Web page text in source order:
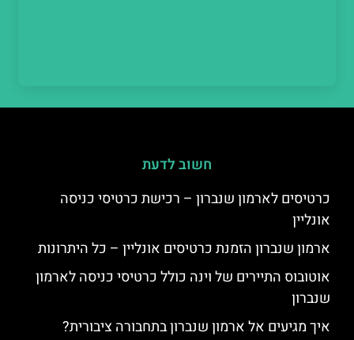
חשוב לדעת
כרטיסים לארמון שנברון – רכישת כרטיסי כניסה
אונליין
ארמון שנברון הזמנת כרטיסים אונליין – כל היתרונות
אוטובוס התיירים של וינה כולל כרטיסי כניסה לארמון
שנברון
איך מגיעים אל ארמון שנברון בתחבורה ציבורית?